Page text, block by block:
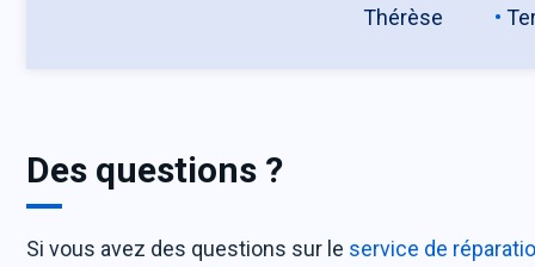
Thérèse
Des questions ?
Si vous avez des questions sur le service de